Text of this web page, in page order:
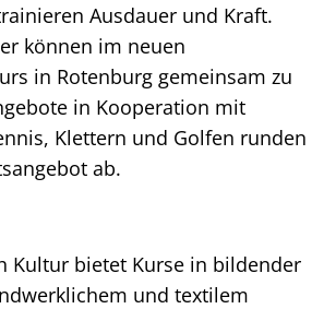
Ausdauer und Kraft.
können im neuen
in Rotenburg gemeinsam zu
in Kooperation mit
Klettern und Golfen runden
ab.
Kultur bietet Kurse in bildender
und textilem